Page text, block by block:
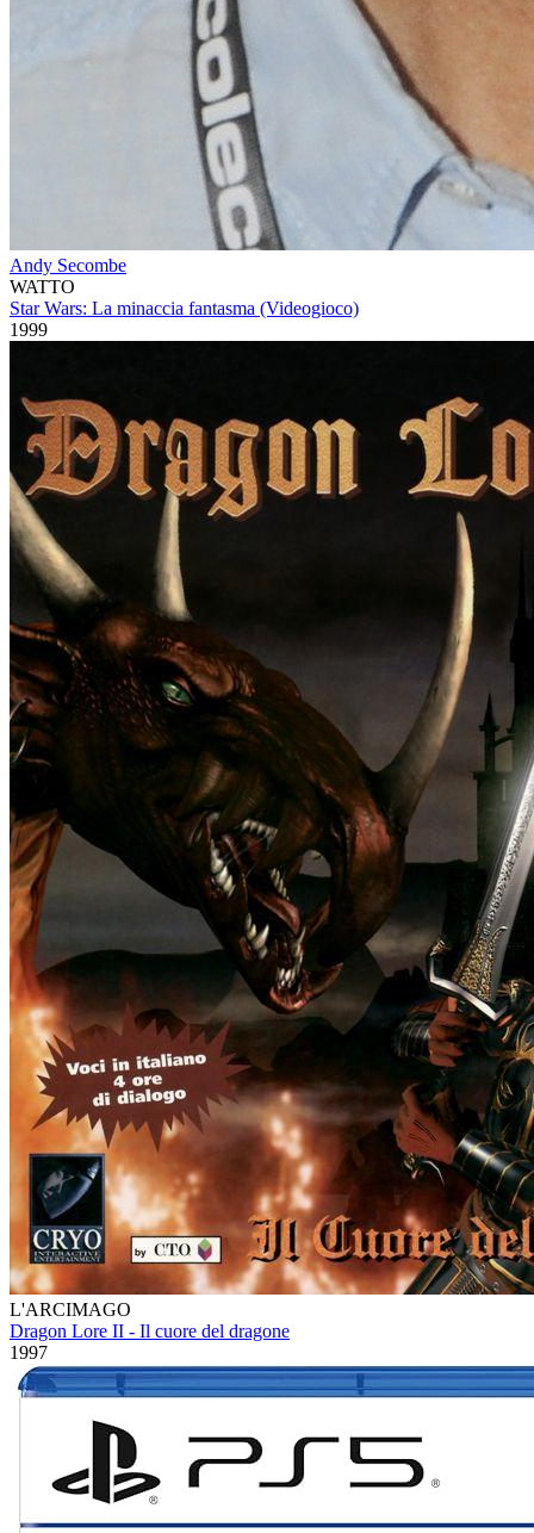
Andy Secombe
WATTO
Star Wars: La minaccia fantasma (Videogioco)
1999
L'ARCIMAGO
Dragon Lore II - Il cuore del dragone
1997